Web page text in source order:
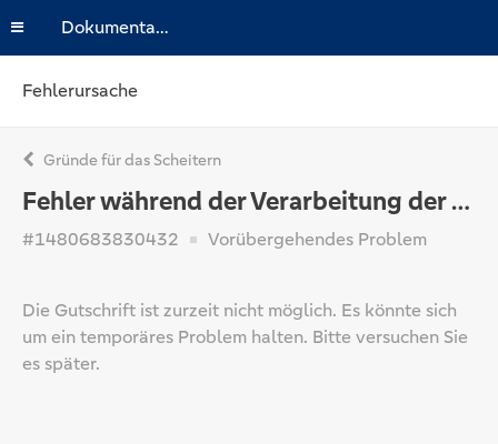
Dokumentation
Fehlerursache
Gründe für das Scheitern
Fehler während der Verarbeitung der Gutschrift
#1480683830432 Vorübergehendes Problem
Die Gutschrift ist zurzeit nicht möglich. Es könnte sich
um ein temporäres Problem halten. Bitte versuchen Sie
es später.